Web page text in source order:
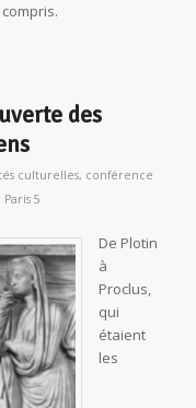
des
culturelles, conférence
Paris 5
De Plotin
à
Proclus,
qui
étaient
les